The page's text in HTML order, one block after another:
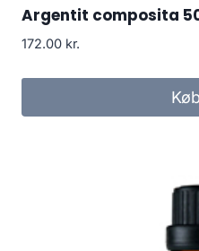
Argentit composita
172.00 kr.